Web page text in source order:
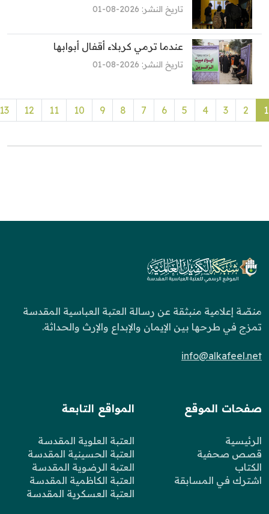
تاريخ النشر: 2026-08-01
عندما ترمي كربلاء أقفال أبوابها
تاريخ النشر: 2026-08-01
1
2
3
4
5
6
7
8
9
10
11
12
13
منصّة إعلامية منبثقة عن رسالة العتبة العباسية المقدسة
تمزج في طرحها بين الإيمان والإبداع والإرث والحداثة.
info@alkafeel.net
صفحات الموقع
الرئيسية
قصص صحفية
الكتاب
اشترك في المسابقة
المواقع التابعة
العتبة العلوية المقدسة
العتبة الحسينية المقدسة
العتبة الرضوية المقدسة
العتبة الكاظمية المقدسة
العتبة العسكرية المقدسة